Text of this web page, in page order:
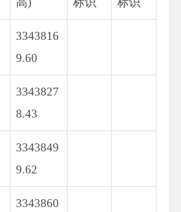
3343816
9.60
3343827
8.43
3343849
9.62
3343860